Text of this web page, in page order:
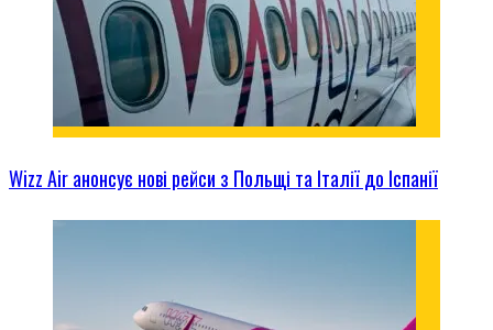
Wizz Air анонсує нові рейси з Польщі та Італії до Іспанії